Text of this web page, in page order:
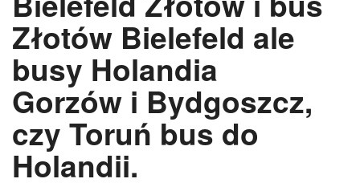
Złotów Bielefeld ale
busy Holandia
Gorzów i Bydgoszcz,
czy Toruń bus do
Holandii.